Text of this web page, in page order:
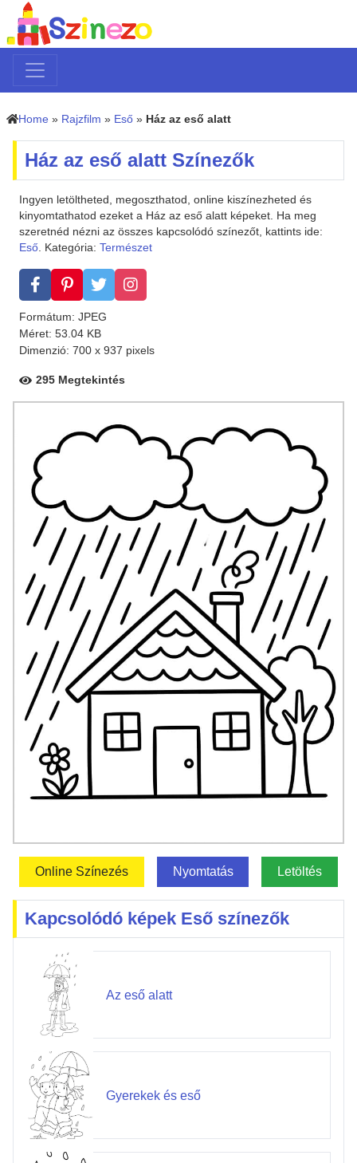
Home » Rajzfilm » Eső » Ház az eső alatt
Ház az eső alatt Színezők
Ingyen letöltheted, megoszthatod, online kiszínezheted és
kinyomtathatod ezeket a Ház az eső alatt képeket. Ha meg
szeretnéd nézni az összes kapcsolódó színezőt, kattints ide:
Eső. Kategória: Természet
Formátum: JPEG
Méret: 53.04 KB
Dimenzió: 700 x 937 pixels
295 Megtekintés
Online Színezés Nyomtatás Letöltés
Kapcsolódó képek Eső színezők
Az eső alatt
Gyerekek és eső